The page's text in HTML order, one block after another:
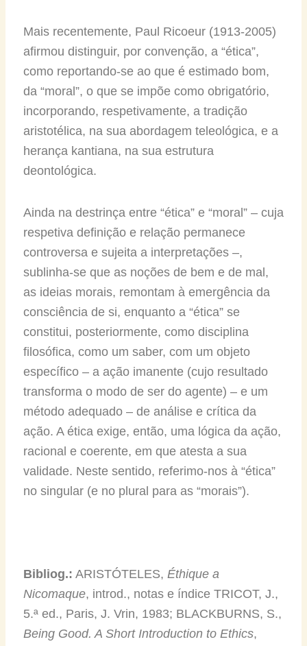
Mais recentemente, Paul Ricoeur (1913-2005)
afirmou distinguir, por convenção, a “ética”,
como reportando-se ao que é estimado bom,
da “moral”, o que se impõe como obrigatório,
incorporando, respetivamente, a tradição
aristotélica, na sua abordagem teleológica, e a
herança kantiana, na sua estrutura
deontológica.
Ainda na destrinça entre “ética” e “moral” – cuja
respetiva definição e relação permanece
controversa e sujeita a interpretações –,
sublinha-se que as noções de bem e de mal,
as ideias morais, remontam à emergência da
consciência de si, enquanto a “ética” se
constitui, posteriormente, como disciplina
filosófica, como um saber, com um objeto
específico – a ação imanente (cujo resultado
transforma o modo de ser do agente) – e um
método adequado – de análise e crítica da
ação. A ética exige, então, uma lógica da ação,
racional e coerente, em que atesta a sua
validade. Neste sentido, referimo-nos à “ética”
no singular (e no plural para as “morais”).
Bibliog.: ARISTÓTELES, Éthique a
Nicomaque, introd., notas e índice TRICOT, J.,
5.ª ed., Paris, J. Vrin, 1983; BLACKBURNS, S.,
Being Good. A Short Introduction to Ethics,